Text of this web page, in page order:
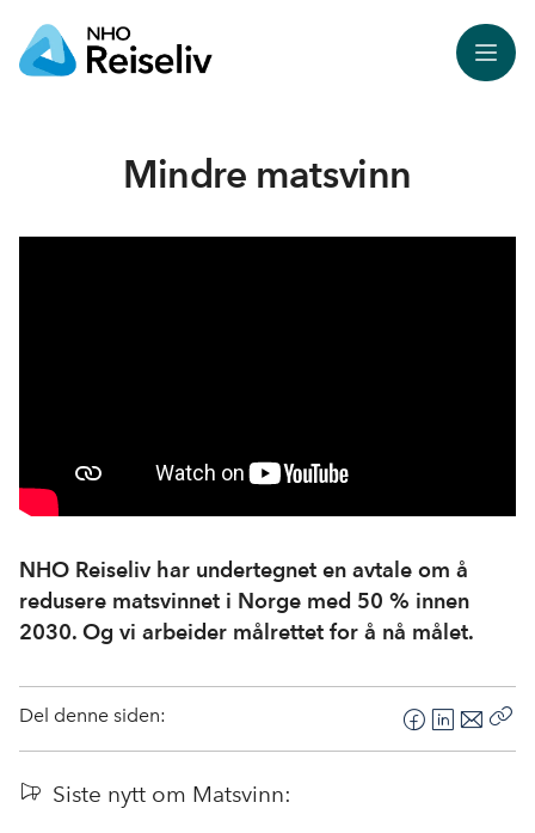
Meny
Mindre matsvinn
NHO Reiseliv har undertegnet en avtale om å
redusere matsvinnet i Norge med 50 % innen
2030. Og vi arbeider målrettet for å nå målet.
Del denne siden:
F
a
L
i
E
-
Siste nytt om Matsvinn: